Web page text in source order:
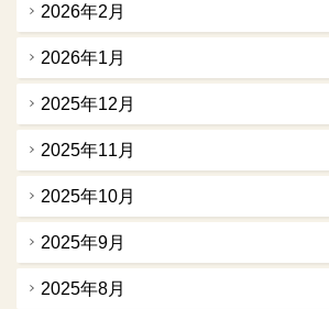
2026年2月
2026年1月
2025年12月
2025年11月
2025年10月
2025年9月
2025年8月